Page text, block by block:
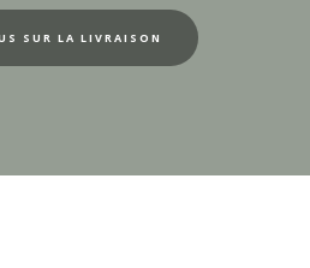
SUR LA LIVRAISON